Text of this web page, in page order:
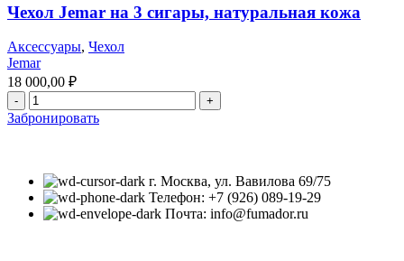
Чехол Jemar на 3 сигары, натуральная кожа
Аксессуары, Чехол
Jemar
18 000,00 ₽
Забронировать
г. Москва, ул. Вавилова 69/75
Телефон: +7 (926) 089-19-29
Почта: info@fumador.ru